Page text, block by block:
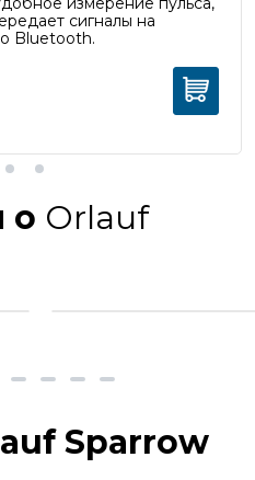
сигналы на
Bluetooth.
о Orlauf
Sparrow